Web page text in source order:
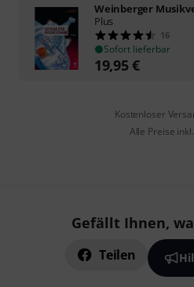
Weinberger
Plus
16
Sofort lieferbar
19,95€
Kostenloser
Alle Preise
Gefällt Ihnen,
Teilen